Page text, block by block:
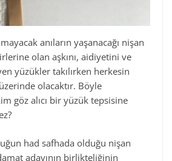
anıların yaşanacağı nişan
olan aşkını, aidiyetini ve
yüzükler takılırken herkesin
olacaktır. Böyle
göz alıcı bir yüzük tepsisine
had safhada olduğu nişan
adayının birlikteliğinin